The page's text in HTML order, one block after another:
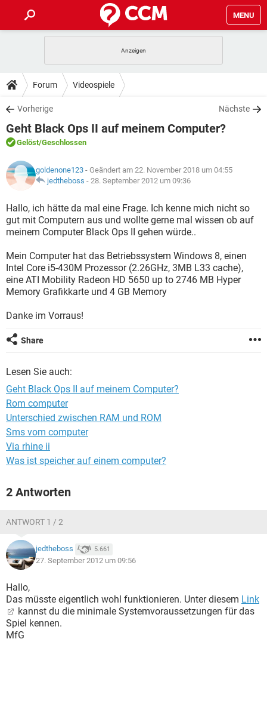
MENU
ANDROID
WINDOWS 10
WHATSAPP TIKTOK
FACEBOOK
TIPPS & TRICKS
SPIELE
WINDOWS 10
WHATSAPP
FACEBOOK HARDWARE
DOWNLOADS
SPIELE STREAMING
ANDROID
WINDOWS 10 INSTAGRAM
WHATSAPP
FACEBOOK HARDWARE
FORUM
SPIELE
ANDROID IOS
WHATSAPP TIKTOK
LEXIKON
SPIELE
ANDROID IOS
WINDOWS 10 INSTAGRAM
WHATSAPP TIKTOK
FACEBOOK HARDWARE
Forum Videospiele
Vorherige Nächste
Geht Black Ops II auf meinem Computer?
Gelöst/Geschlossen
goldenone123 - Geändert am 22. November 2018 um 04:55
jedtheboss - 28. September 2012 um 09:36
Hallo, ich hätte da mal eine Frage. Ich kenne mich nicht so
gut mit Computern aus und wollte gerne mal wissen ob auf
meinem Computer Black Ops II gehen würde..
Mein Computer hat das Betriebssystem Windows 8, einen
Intel Core i5-430M Prozessor (2.26GHz, 3MB L33 cache),
eine ATI Mobility Radeon HD 5650 up to 2746 MB Hyper
Memory Grafikkarte und 4 GB Memory
Danke im Vorraus!
Share
Lesen Sie auch:
Geht Black Ops II auf meinem Computer?
Rom computer
Unterschied zwischen RAM und ROM
Sms vom computer
Via rhine ii
Was ist speicher auf einem computer?
2 Antworten
ANTWORT 1 / 2
jedtheboss 5.661
27. September 2012 um 09:56
Hallo,
Das müsste eigentlich wohl funktionieren. Unter diesem Link
kannst du die minimale Systemvoraussetzungen für das
Spiel kennen.
MfG